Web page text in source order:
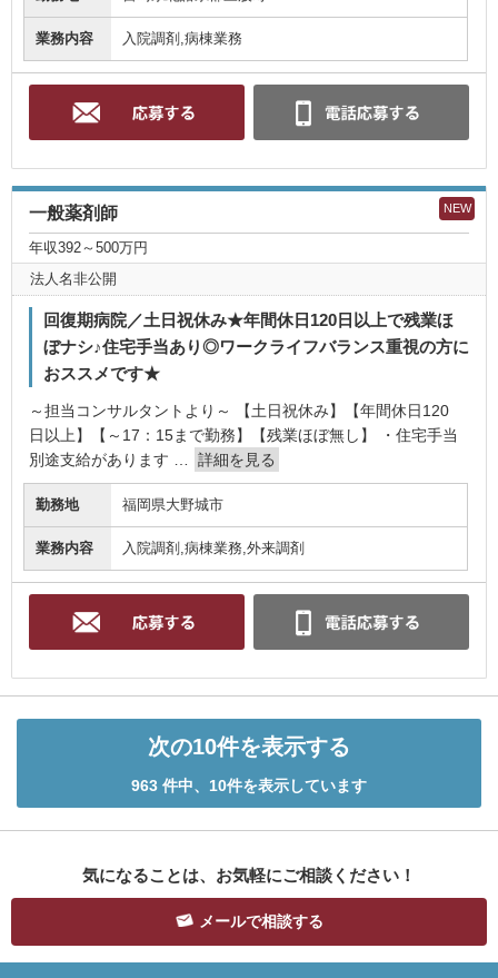
業務内容 入院調剤,病棟業務
NEW
一般薬剤師
年収392～500万円
法人名非公開
回復期病院／土日祝休み★年間休日120日以上で残業ほ
ぼナシ♪住宅手当あり◎ワークライフバランス重視の方に
おススメです★
～担当コンサルタントより～ 【土日祝休み】【年間休日120
日以上】【～17：15まで勤務】【残業ほぼ無し】 ・住宅手当
別途支給があります …
詳細を見る
勤務地 福岡県大野城市
業務内容 入院調剤,病棟業務,外来調剤
次の10件を表示する
963 件中、10件を表示しています
気になることは、お気軽にご相談ください！
メールで相談する